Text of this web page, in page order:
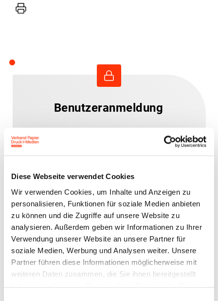
Diese Webseite verwendet Cookies
Wir verwenden Cookies, um Inhalte und Anzeigen zu
personalisieren, Funktionen für soziale Medien anbieten
zu können und die Zugriffe auf unsere Website zu
analysieren. Außerdem geben wir Informationen zu Ihrer
Verwendung unserer Website an unsere Partner für
soziale Medien, Werbung und Analysen weiter. Unsere
Partner führen diese Informationen möglicherweise mit
weiteren Daten zusammen, die Sie ihnen bereitgestellt
Drucker
Benutzeranmeldung
Website anzumelden.
E-Mail-Adresse
Passwort: